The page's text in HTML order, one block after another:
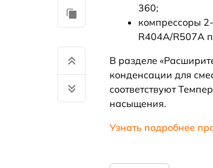
360;
компрессоры
R404A/R507A
В разделе
конденсации для
соответствуют
насыщения.
Узнать подробнее